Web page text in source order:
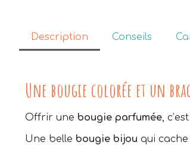
Description Conseils
Une bougie colorée et un
Offrir une bougie parfumée,
Une belle bougie bijou qui cache